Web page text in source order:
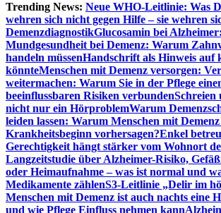
Trending News: Neue WHO-Leitlinie: Was
wehren sich nicht gegen Hilfe – sie wehren
DemenzdiagnostikGlucosamin bei
Mundgesundheit bei Demenz: Warum
handeln müssenHandschrift als Hinweis auf
könnteMenschen mit Demenz versorgen:
weitermachen: Warum Sie in der Pflege
beeinflussbaren Risiken verbundenSchreien
nicht nur ein HörproblemWarum
leiden lassen: Warum Menschen mit
Krankheitsbeginn vorhersagen?Enkel
Gerechtigkeit hängt stärker vom Wohnort
Langzeitstudie über Alzheimer-Risiko,
oder Heimaufnahme – was ist normal und
Medikamente zählenS3-Leitlinie „Delir im
Menschen mit Demenz ist auch nachts eine
und wie Pflege Einfluss nehmen kann